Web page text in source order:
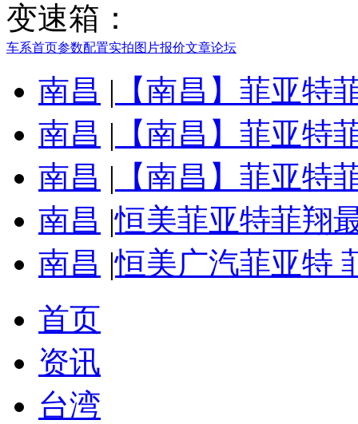
变速箱：
车系首页参数配置实拍图片报价文章论坛
南昌 | 【南昌】菲亚特
南昌 | 【南昌】菲亚特
南昌 | 【南昌】菲亚特
南昌 |恒美菲亚特菲翔
南昌 |恒美广汽菲亚特
首页
资讯
台湾